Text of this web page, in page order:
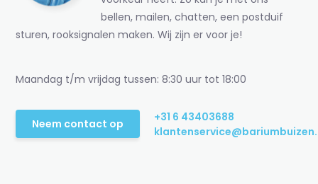
bellen, mailen, chatten, een postduif
sturen, rooksignalen maken. Wij zijn er voor je!
Maandag t/m vrijdag tussen: 8:30 uur tot 18:00
Neem contact op
+31 6 43403688